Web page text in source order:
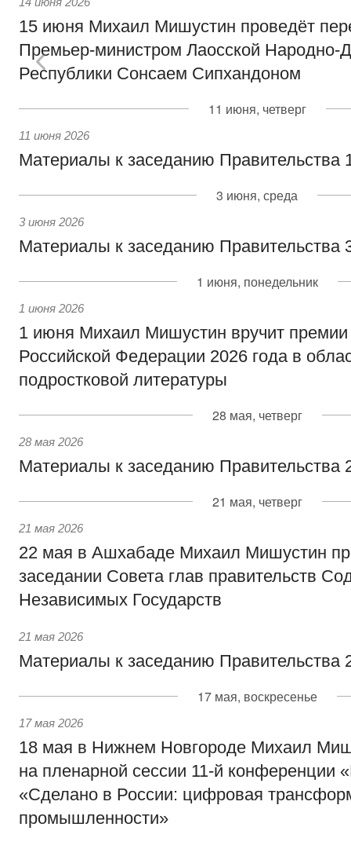
15 июня Михаил Мишустин проведёт
Премьер-министром Лаосской Народно-
Республики Сонсаем Сипхандоном
11 июня, четверг
11 июня 2026
Материалы к заседанию Правительства
3 июня, среда
3 июня 2026
Материалы к заседанию Правительства
1 июня, понедельник
1 июня 2026
1 июня Михаил Мишустин вручит премии
Российской Федерации 2026 года в
подростковой литературы
28 мая, четверг
28 мая 2026
Материалы к заседанию Правительства
21 мая, четверг
21 мая 2026
22 мая в Ашхабаде Михаил Мишустин
заседании Совета глав правительств
Независимых Государств
21 мая 2026
Материалы к заседанию Правительства
17 мая, воскресенье
17 мая 2026
18 мая в Нижнем Новгороде Михаил
на пленарной сессии 11-й конференции
«Сделано в России: цифровая
промышленности»